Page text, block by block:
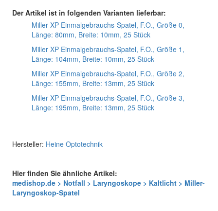
Der Artikel ist in folgenden Varianten lieferbar:
Miller XP Einmalgebrauchs-Spatel, F.O., Größe 0,
Länge: 80mm, Breite: 10mm, 25 Stück
Miller XP Einmalgebrauchs-Spatel, F.O., Größe 1,
Länge: 104mm, Breite: 10mm, 25 Stück
Miller XP Einmalgebrauchs-Spatel, F.O., Größe 2,
Länge: 155mm, Breite: 13mm, 25 Stück
Miller XP Einmalgebrauchs-Spatel, F.O., Größe 3,
Länge: 195mm, Breite: 13mm, 25 Stück
Hersteller: Heine Optotechnik
Hier finden Sie ähnliche Artikel:
medishop.de > Notfall > Laryngoskope > Kaltlicht > Miller-
Laryngoskop-Spatel